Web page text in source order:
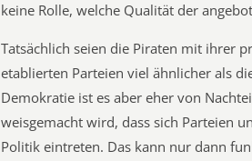
keine Rolle, welche Qualität der
Tatsächlich seien die Piraten mit ihrer
etablierten Parteien viel ähnlicher als
Demokratie ist es aber eher von
weisgemacht wird, dass sich Parteien
Politik eintreten. Das kann nur dann